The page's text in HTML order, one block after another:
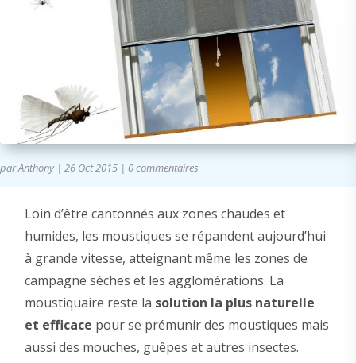
parAnthony| 26 Oct 2015 | 0 commentaires
Loin d’être cantonnés aux zones chaudes et
humides, les moustiques se répandent aujourd’hui
à grande vitesse, atteignant même les zones de
campagne sèches et les agglomérations. La
moustiquaire reste la solution la plus naturelle
et efficace pour se prémunir des moustiques mais
aussi des mouches, guêpes et autres insectes.